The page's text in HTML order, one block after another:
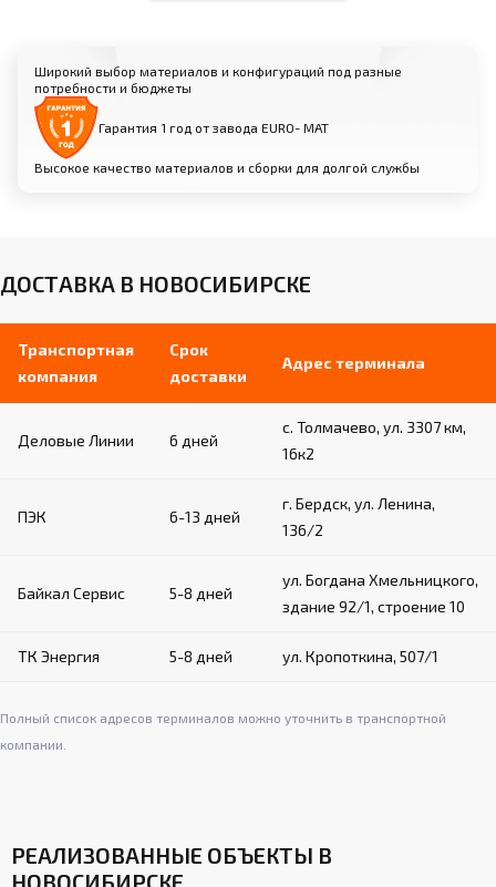
Торцевые накладки:
Материалы: массив дерева или
Обеспечивают эстетичный внешний вид
снаряда
Широкий выбор материалов и конфигураций под разные
потребности и бюджеты
Гарантия 1 год от завода EURO- МАТ
Высокое качество материалов и сборки для долгой службы
ДОСТАВКА В НОВОСИБИРСКЕ
Транспортная
компания
Срок
доставки
Адрес терминала
Деловые Линии 6 дней
с. Толмачево, ул. 3307 км,
16к2
ПЭК 6-13 дней
г. Бердск, ул. Ленина,
136/2
Байкал Сервис 5-8 дней
ул. Богдана Хмельницкого,
здание 92/1, строение 10
ТК Энергия 5-8 дней ул. Кропоткина, 507/1
Полный список адресов терминалов можно уточнить в транспортной
компании.
РЕАЛИЗОВАННЫЕ ОБЪЕКТЫ В
НОВОСИБИРСКЕ